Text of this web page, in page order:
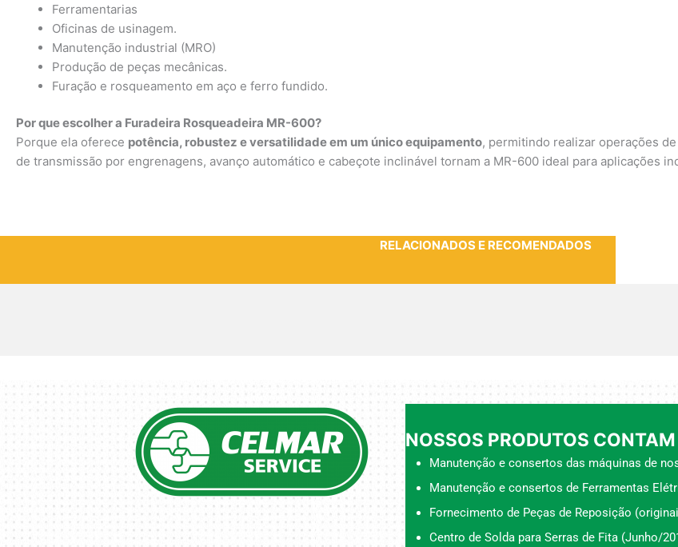
Ferramentarias
Oficinas de usinagem.
Manutenção industrial (MRO)
Produção de peças mecânicas.
Furação e rosqueamento em aço e ferro fundido.
Por que escolher a Furadeira Rosqueadeira MR-600?
Porque ela oferece potência, robustez e versatilidade em um único equipamento, permitindo realizar operações
de transmissão por engrenagens, avanço automático e cabeçote inclinável tornam a MR-600 ideal para aplicações
RELACIONADOS E RECOMENDADOS
NOSSOS PRODUTOS
Manutenção e consertos das máquinas de
Manutenção e consertos de Ferramentas
Fornecimento de Peças de Reposição
Centro de Solda para Serras de Fita (Junho/